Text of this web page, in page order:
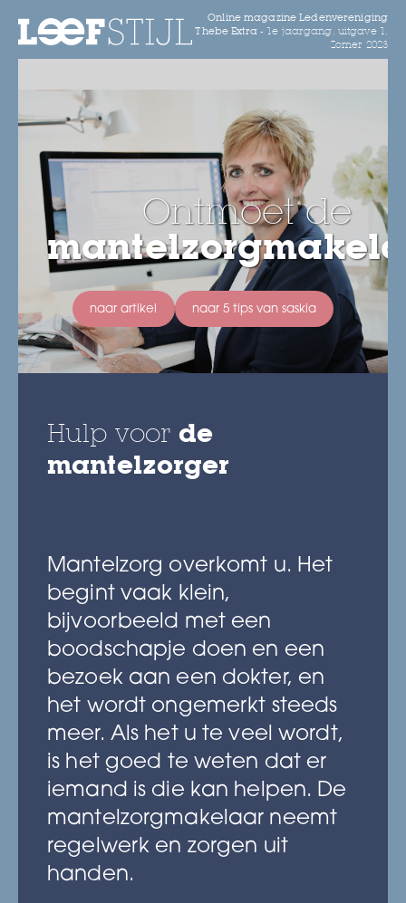
Online magazine Ledenvereniging
Thebe Extra -
1e jaargang, uitgave 1,
Zomer 2023
Ontmoet de
naar artikel naar 5 tips van saskia
Hulp voorde
mantelzorger
Mantelzorg overkomt u. Het
begint vaak klein,
bijvoorbeeld met een
boodschapje doen en een
bezoek aan een dokter, en
het wordt ongemerkt steeds
meer. Als het u te veel wordt,
is het goed te weten dat er
iemand is die kan helpen. De
mantelzorgmakelaar neemt
regelwerk en zorgen uit
handen.